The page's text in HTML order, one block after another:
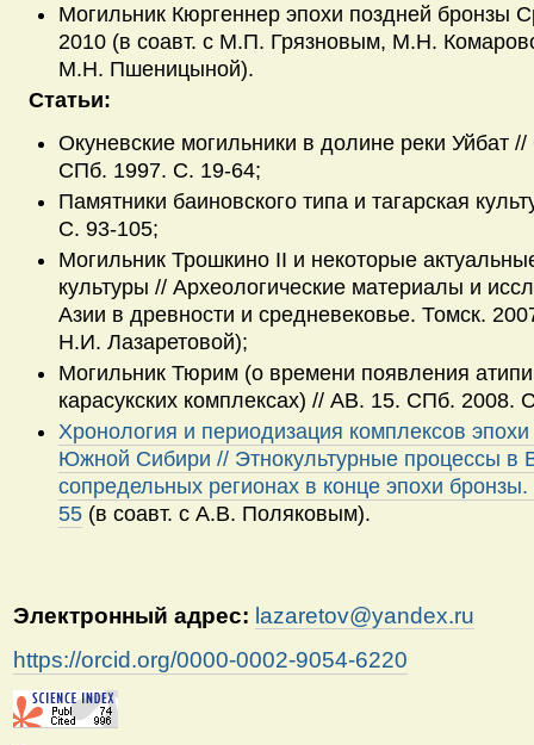
Могильник Кюргеннер эпохи поздней бронзы
2010 (в соавт. с М.П. Грязновым, М.Н.
М.Н. Пшеницыной).
Статьи:
Окуневские могильники в долине реки Уйбат
СПб. 1997. С. 19-64;
Памятники баиновского типа и тагарская
С. 93-105;
Могильник Трошкино II и некоторые
культуры // Археологические материалы и
Азии в древности и средневековье. Томск.
Н.И. Лазаретовой);
Могильник Тюрим (о времени появления
карасукских комплексах) // АВ. 15. СПб. 2008.
Хронология и периодизация комплексов
Южной Сибири // Этнокультурные процессы в
сопредельных регионах в конце эпохи
55 (в соавт. cА.В. Поляковым).
Электронный адрес: lazaretov@yandex.ru
https://orcid.org/0000-0002-9054-6220